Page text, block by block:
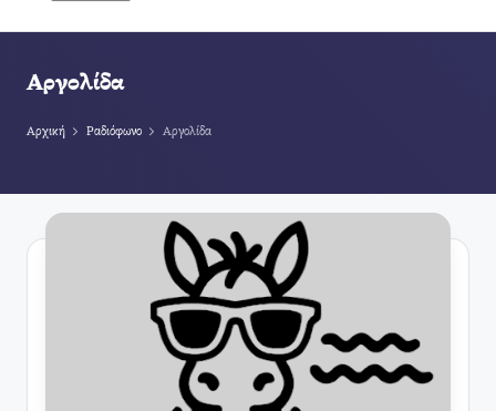
Αργολίδα
Αρχική Ραδιόφωνο Αργολίδα